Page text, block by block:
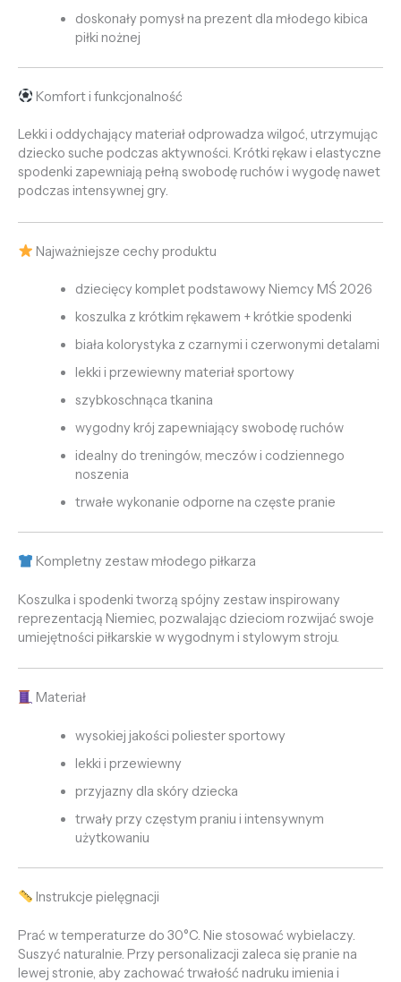
doskonały pomysł na prezent dla młodego kibica
piłki nożnej
Komfort i funkcjonalność
Lekki i oddychający materiał odprowadza wilgoć, utrzymując
dziecko suche podczas aktywności. Krótki rękaw i elastyczne
spodenki zapewniają pełną swobodę ruchów i wygodę nawet
podczas intensywnej gry.
Najważniejsze cechy produktu
dziecięcy komplet podstawowy Niemcy MŚ 2026
koszulka z krótkim rękawem + krótkie spodenki
biała kolorystyka z czarnymi i czerwonymi detalami
lekki i przewiewny materiał sportowy
szybkoschnąca tkanina
wygodny krój zapewniający swobodę ruchów
idealny do treningów, meczów i codziennego
noszenia
trwałe wykonanie odporne na częste pranie
Kompletny zestaw młodego piłkarza
Koszulka i spodenki tworzą spójny zestaw inspirowany
reprezentacją Niemiec, pozwalając dzieciom rozwijać swoje
umiejętności piłkarskie w wygodnym i stylowym stroju.
Materiał
wysokiej jakości poliester sportowy
lekki i przewiewny
przyjazny dla skóry dziecka
trwały przy częstym praniu i intensywnym
użytkowaniu
Instrukcje pielęgnacji
Prać w temperaturze do 30°C. Nie stosować wybielaczy.
Suszyć naturalnie. Przy personalizacji zaleca się pranie na
lewej stronie, aby zachować trwałość nadruku imienia i